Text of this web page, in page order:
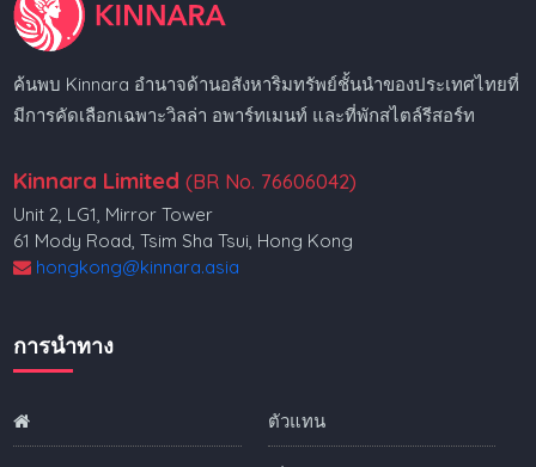
ค้นพบ Kinnara อำนาจด้านอสังหาริมทรัพย์ชั้นนำของประเทศไทยที่
มีการคัดเลือกเฉพาะวิลล่า อพาร์ทเมนท์ และที่พักสไตล์รีสอร์ท
Kinnara Limited (BR No. 76606042)
Unit 2, LG1, Mirror Tower
61 Mody Road, Tsim Sha Tsui, Hong Kong
hongkong@kinnara.asia
การนำทาง
ตัวแทน